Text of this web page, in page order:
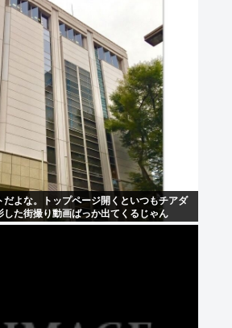
よな。トップページ開くといつもチアダ
た街撮り動画ばっか出てくるじゃん